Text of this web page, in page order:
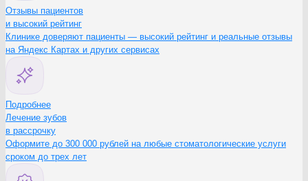
Отзывы пациентов
и высокий рейтинг
Клинике доверяют пациенты — высокий рейтинг и реальные отзывы
на Яндекс Картах и других сервисах
Подробнее
Лечение зубов
в рассрочку
Оформите до 300 000 рублей на любые стоматологические услуги
сроком до трех лет